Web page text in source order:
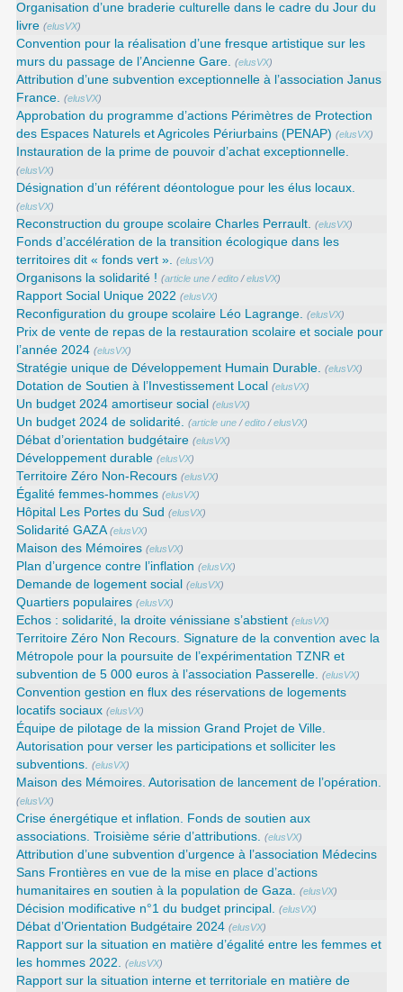
Organisation d’une braderie culturelle dans le cadre du Jour du
livre (elusVX)
Convention pour la réalisation d’une fresque artistique sur les
murs du passage de l’Ancienne Gare. (elusVX)
Attribution d’une subvention exceptionnelle à l’association Janus
France. (elusVX)
Approbation du programme d’actions Périmètres de Protection
des Espaces Naturels et Agricoles Périurbains (PENAP) (elusVX)
Instauration de la prime de pouvoir d’achat exceptionnelle.
(elusVX)
Désignation d’un référent déontologue pour les élus locaux.
(elusVX)
Reconstruction du groupe scolaire Charles Perrault. (elusVX)
Fonds d’accélération de la transition écologique dans les
territoires dit « fonds vert ». (elusVX)
Organisons la solidarité ! (article une /edito /elusVX)
Rapport Social Unique 2022 (elusVX)
Reconfiguration du groupe scolaire Léo Lagrange. (elusVX)
Prix de vente de repas de la restauration scolaire et sociale pour
l’année 2024 (elusVX)
Stratégie unique de Développement Humain Durable. (elusVX)
Dotation de Soutien à l’Investissement Local (elusVX)
Un budget 2024 amortiseur social (elusVX)
Un budget 2024 de solidarité. (article une /edito /elusVX)
Débat d’orientation budgétaire (elusVX)
Développement durable (elusVX)
Territoire Zéro Non-Recours (elusVX)
Égalité femmes-hommes (elusVX)
Hôpital Les Portes du Sud (elusVX)
Solidarité GAZA (elusVX)
Maison des Mémoires (elusVX)
Plan d’urgence contre l’inflation (elusVX)
Demande de logement social (elusVX)
Quartiers populaires (elusVX)
Echos : solidarité, la droite vénissiane s’abstient (elusVX)
Territoire Zéro Non Recours. Signature de la convention avec la
Métropole pour la poursuite de l’expérimentation TZNR et
subvention de 5 000 euros à l’association Passerelle. (elusVX)
Convention gestion en flux des réservations de logements
locatifs sociaux (elusVX)
Équipe de pilotage de la mission Grand Projet de Ville.
Autorisation pour verser les participations et solliciter les
subventions. (elusVX)
Maison des Mémoires. Autorisation de lancement de l’opération.
(elusVX)
Crise énergétique et inflation. Fonds de soutien aux
associations. Troisième série d’attributions. (elusVX)
Attribution d’une subvention d’urgence à l’association Médecins
Sans Frontières en vue de la mise en place d’actions
humanitaires en soutien à la population de Gaza. (elusVX)
Décision modificative n°1 du budget principal. (elusVX)
Débat d’Orientation Budgétaire 2024 (elusVX)
Rapport sur la situation en matière d’égalité entre les femmes et
les hommes 2022. (elusVX)
Rapport sur la situation interne et territoriale en matière de